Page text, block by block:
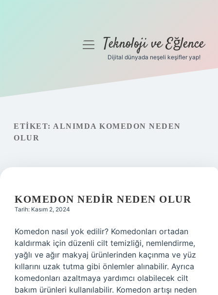
Gizlilik Politikası
Hakkımızda
menüyüTeknoloji ve Eğlence
Dijital dünyada neşeli keşifler yap!
ETIKET: ALNIMDA KOMEDON NEDEN
OLUR
KOMEDON NEDIR NEDEN OLUR
Tarih: Kasım 2, 2024
Komedon nasıl yok edilir? Komedonları ortadan
kaldırmak için düzenli cilt temizliği, nemlendirme,
yağlı ve ağır makyaj ürünlerinden kaçınma ve yüz
kıllarını uzak tutma gibi önlemler alınabilir. Ayrıca
komedonları azaltmaya yardımcı olabilecek cilt
bakım ürünleri kullanılabilir. Komedon artışı neden